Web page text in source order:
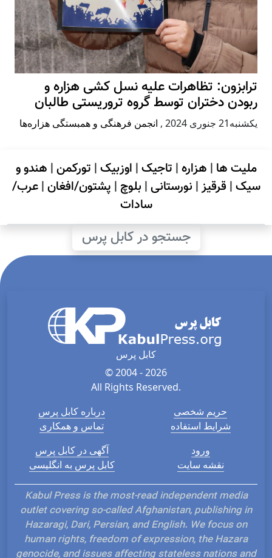
ترابزون: تظاهرات علیه نسل کشی هزاره و
ربودن دختران توسط گروه تروریستی طالبان
يكشنبه21 جنوری 2024 , انجمن فرهنگی و همبستگی هزاره‌ها
ملیت ها | هزاره| تاجیک| اوزبیک| تورکمن| هندو و
سیک| قرقیز| نورستانی| بلوچ | پشتون/افغان|عرب/
سادات
جستجو در کابل پرس
کابل پرس
© 2004 - 2026
All Rights Reserved.
درباره کابل پرس
تماس و همکاری
حریم شخصی
شرایط استفاده
آگهی در کابل پرس
کابل پرس به انگلیسی
ورود
نقشه سایت
Kabul Press is the most-read independent media
outlet covering so-called Afghanistan, publishing in
Hazaragi, Dari, Persian, and English. We focus on
human rights, freedom of expression, the Hazara
genocide, and issues affecting stateless nations and